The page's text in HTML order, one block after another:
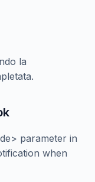
la
parameter in
when